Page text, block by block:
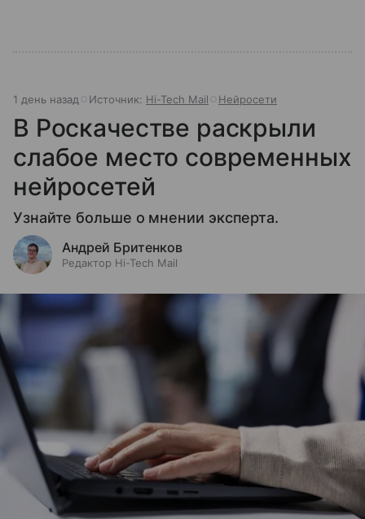
1 день назад Источник: Hi-Tech Mail Нейросети
В Роскачестве раскрыли
слабое место современных
нейросетей
Узнайте больше о мнении эксперта.
Андрей Бритенков
Редактор Hi-Tech Mail